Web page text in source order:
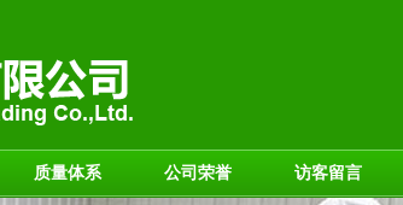
质量体系 公司荣誉 访客留言